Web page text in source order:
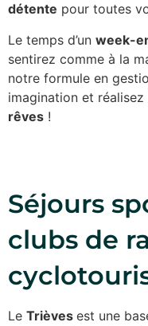
détente pour toutes
Le temps d’un week-
sentirez comme à la
notre formule en
imagination et réalisez
rêves !
Séjours
clubs de
Le Trièves est une